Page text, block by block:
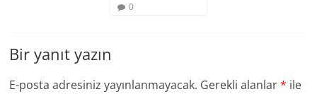
0
Bir yanıt yazın
E-posta adresiniz yayınlanmayacak. Gerekli alanlar* ile